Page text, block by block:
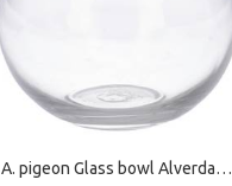
A. pigeon Glass bowl Alverda1 clear